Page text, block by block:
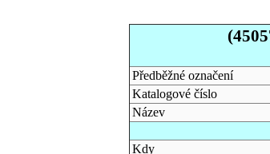
Předběžné označení
Katalogové číslo
Název
Kdy